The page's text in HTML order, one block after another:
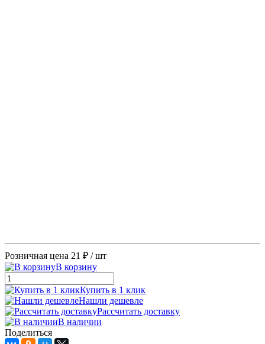
Розничная цена 21 ₽ / шт
В корзину
Купить в 1 клик
Нашли дешевле
Рассчитать доставку
В наличии
Поделиться